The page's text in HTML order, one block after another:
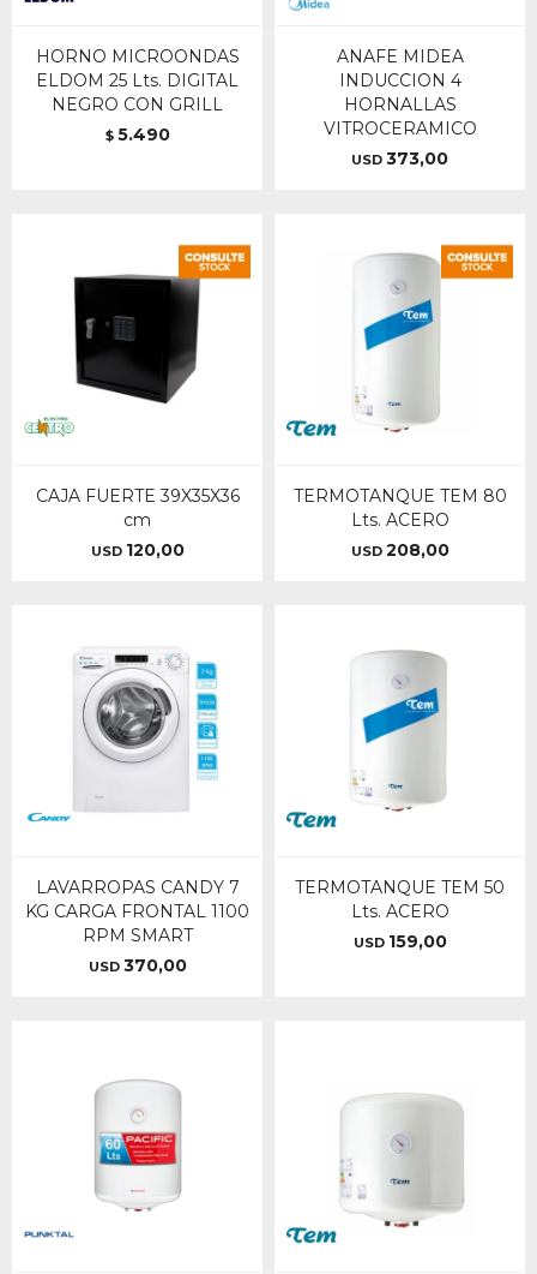
HORNO MICROONDAS
ELDOM 25 Lts. DIGITAL
NEGRO CON GRILL
$ 5.490
ANAFE MIDEA
INDUCCION 4
HORNALLAS
VITROCERAMICO
USD 373,00
CAJA FUERTE 39X35X36
cm
USD 120,00
TERMOTANQUE TEM 80
Lts. ACERO
USD 208,00
LAVARROPAS CANDY 7
KG CARGA FRONTAL 1100
RPM SMART
USD 370,00
TERMOTANQUE TEM 50
Lts. ACERO
USD 159,00